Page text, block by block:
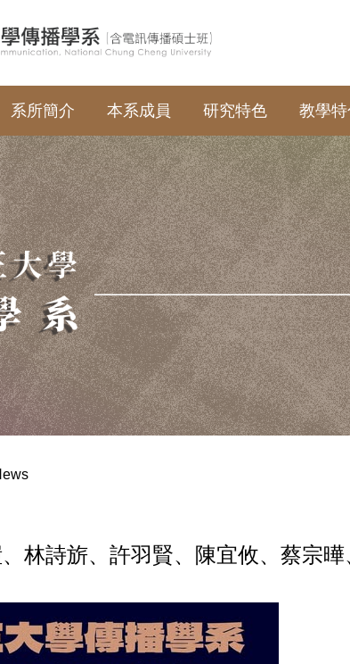
系所簡介 本系成員 研究特色 教學
林詩旂、許羽賢、陳宜攸、蔡宗